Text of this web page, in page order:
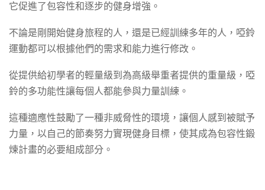
它促進了包容性和逐步的健身增強。
不論是剛開始健身旅程的人，還是已經訓練多年的人，啞鈴
運動都可以根據他們的需求和能力進行修改。
從提供給初學者的輕量級到為高級舉重者提供的重量級，啞
鈴的多功能性讓每個人都能參與力量訓練。
這種適應性鼓勵了一種非威脅性的環境，讓個人感到被賦予
力量，以自己的節奏努力實現健身目標，使其成為包容性鍛
煉計畫的必要組成部分。